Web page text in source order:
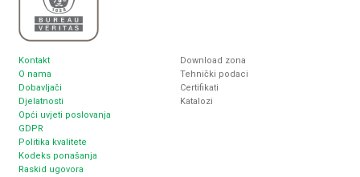
Kontakt
O nama
Dobavljači
Djelatnosti
Opći uvjeti poslovanja
GDPR
Politika kvalitete
Kodeks ponašanja
Raskid ugovora
Download zona
Tehnički podaci
Certifikati
Katalozi